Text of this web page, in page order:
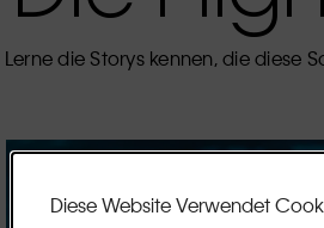
Lerne die Storys kennen, die diese
Diese Website Verwendet